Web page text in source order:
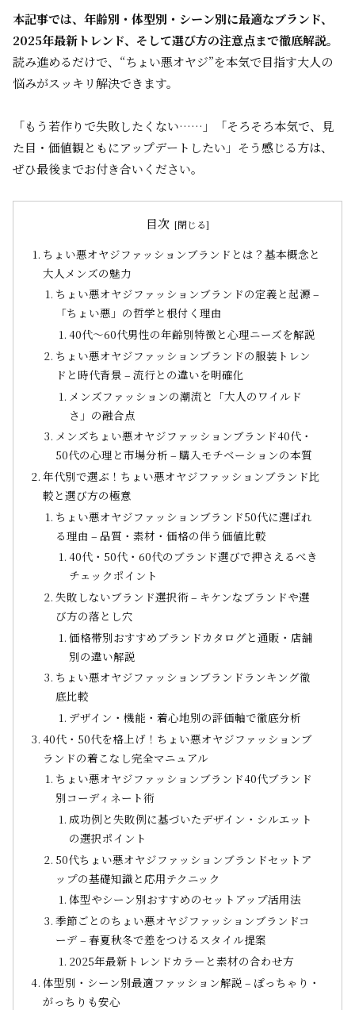
本記事では、年齢別・体型別・シーン別に最適なブランド、
2025年最新トレンド、そして選び方の注意点まで徹底解説。
読み進めるだけで、“ちょい悪オヤジ”を本気で目指す大人の
悩みがスッキリ解決できます。
「もう若作りで失敗したくない……」「そろそろ本気で、見
た目・価値観ともにアップデートしたい」そう感じる方は、
ぜひ最後までお付き合いください。
目次
ちょい悪オヤジファッションブランドとは？基本概念と
大人メンズの魅力
ちょい悪オヤジファッションブランドの定義と起源 –
「ちょい悪」の哲学と根付く理由
40代～60代男性の年齢別特徴と心理ニーズを解説
ちょい悪オヤジファッションブランドの服装トレン
ドと時代背景 – 流行との違いを明確化
メンズファッションの潮流と「大人のワイルド
さ」の融合点
メンズちょい悪オヤジファッションブランド40代・
50代の心理と市場分析 – 購入モチベーションの本質
年代別で選ぶ！ちょい悪オヤジファッションブランド比
較と選び方の極意
ちょい悪オヤジファッションブランド50代に選ばれ
る理由 – 品質・素材・価格の伴う価値比較
40代・50代・60代のブランド選びで押さえるべき
チェックポイント
失敗しないブランド選択術 – キケンなブランドや選
び方の落とし穴
価格帯別おすすめブランドカタログと通販・店舗
別の違い解説
ちょい悪オヤジファッションブランドランキング徹
底比較
デザイン・機能・着心地別の評価軸で徹底分析
40代・50代を格上げ！ちょい悪オヤジファッションブ
ランドの着こなし完全マニュアル
ちょい悪オヤジファッションブランド40代ブランド
別コーディネート術
成功例と失敗例に基づいたデザイン・シルエット
の選択ポイント
50代ちょい悪オヤジファッションブランドセットア
ップの基礎知識と応用テクニック
体型やシーン別おすすめのセットアップ活用法
季節ごとのちょい悪オヤジファッションブランドコ
ーデ – 春夏秋冬で差をつけるスタイル提案
2025年最新トレンドカラーと素材の合わせ方
体型別・シーン別最適ファッション解説 – ぽっちゃり・
がっちりも安心